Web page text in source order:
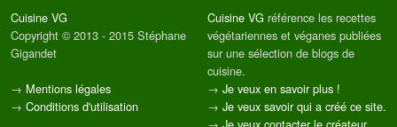
Cuisine VG
Copyright © 2013 - 2015 Stéphane
Gigandet
→ Mentions légales
→ Conditions d'utilisation
Cuisine VG référence les recettes
végétariennes et véganes publiées
sur une sélection de blogs de
cuisine.
→ Je veux en savoir plus !
→ Je veux savoir qui a créé ce site.